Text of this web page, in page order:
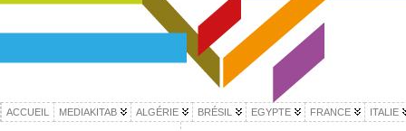
ACCUEIL MEDIAKITAB ALGÉRIE BRÉSIL EGYPTE FRANCE ITALIE